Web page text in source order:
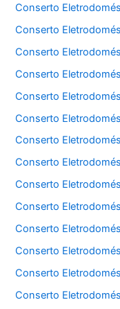
Conserto
Conserto
Conserto
Conserto
Conserto
Conserto
Conserto
Conserto
Conserto
Conserto
Conserto
Conserto
Conserto
Conserto